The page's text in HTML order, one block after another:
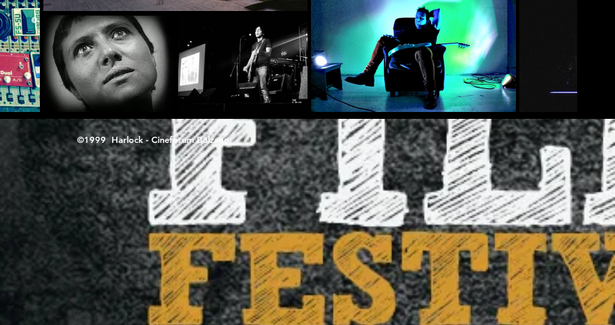
©1999 Harlock - Cineforum Bolzano